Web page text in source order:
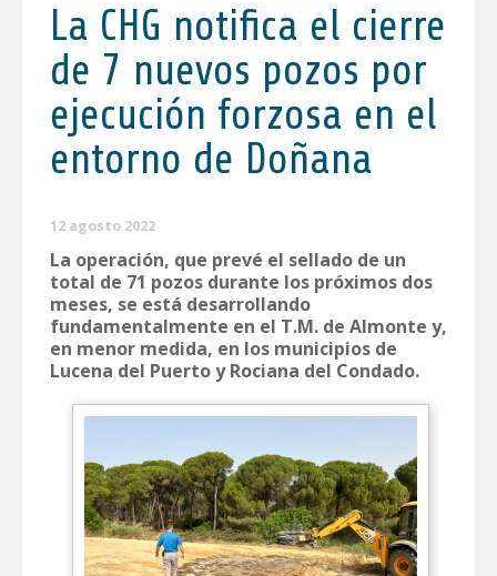
La CHG notifica el cierre
de 7 nuevos pozos por
ejecución forzosa en el
entorno de Doñana
12 agosto 2022
La operación, que prevé el sellado de un
total de 71 pozos durante los próximos dos
meses, se está desarrollando
fundamentalmente en el T.M. de Almonte y,
en menor medida, en los municipios de
Lucena del Puerto y Rociana del Condado.